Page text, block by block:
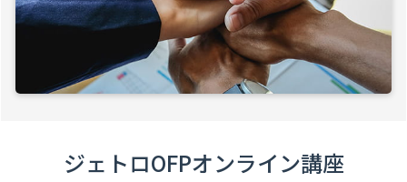
ジェトロOFPオンライン講座